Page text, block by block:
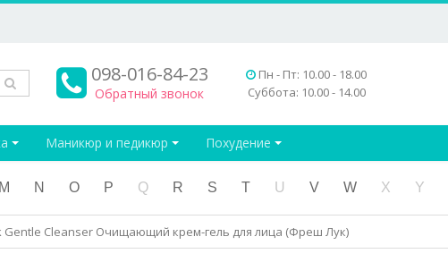
098-016-84-23
Обратный звонок
Пн - Пт: 10.00 - 18.00
Суббота: 10.00 - 14.00
Маникюр и педикюр Похудение
M N O P Q R S T U V W X Y
Gentle Cleanser Очищающий крем-гель для лица (Фреш Лук)